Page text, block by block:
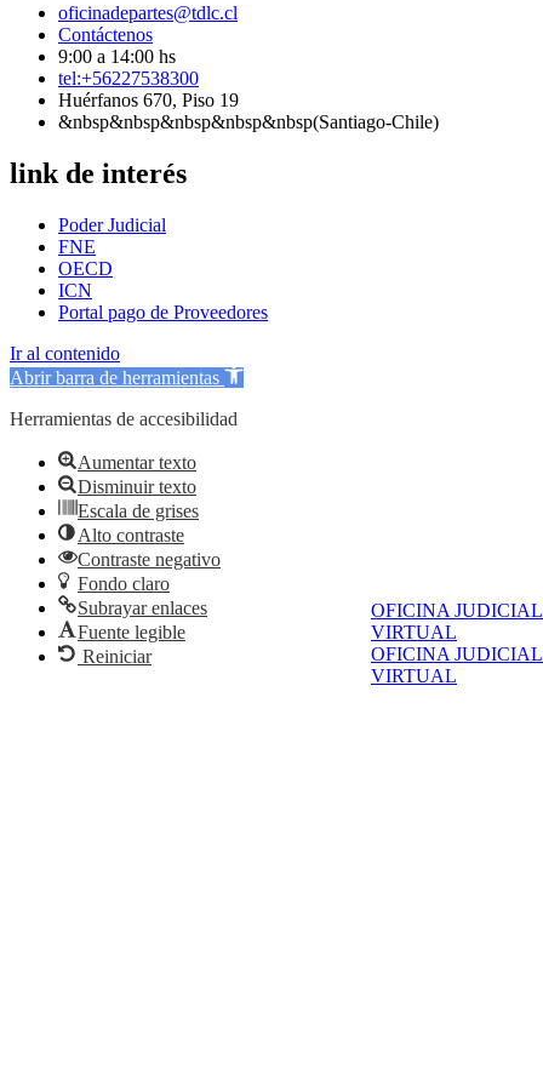
OFICINA JUDICIAL
VIRTUAL
OFICINA JUDICIAL
VIRTUAL
oficinadepartes@tdlc.cl
Contáctenos
9:00 a 14:00 hs
tel:+56227538300
Huérfanos 670, Piso 19
&nbsp&nbsp&nbsp&nbsp&nbsp(Santiago-Chile)
link de interés
Poder Judicial
FNE
OECD
ICN
Portal pago de Proveedores
Ir al contenido
Abrir barra de herramientas
Herramientas de accesibilidad
Aumentar texto
Disminuir texto
Escala de grises
Alto contraste
Contraste negativo
Fondo claro
Subrayar enlaces
Fuente legible
Reiniciar